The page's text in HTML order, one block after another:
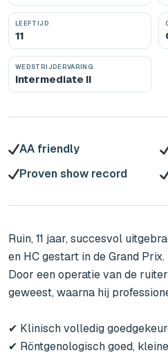
LEEFTIJD
11
WEDSTRIJDERVARING
Intermediate II
AA friendly
Proven show record
Ruin, 11 jaar, succesvol
en HC gestart in de Grand Prix.
Door een operatie van de
geweest, waarna hij
✔ Klinisch volledig
✔ Röntgenologisch goed,